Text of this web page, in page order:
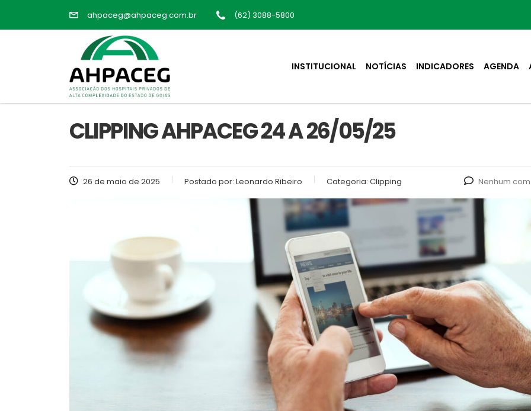
ahpaceg@ahpaceg.com.br (62) 3088-5800
INSTITUCIONAL NOTÍCIAS INDICADORES AGENDA
CLIPPING AHPACEG 24 A 26/05/25
26 de maio de 2025 Postado por: Leonardo Ribeiro Categoria: Clipping Nenhum